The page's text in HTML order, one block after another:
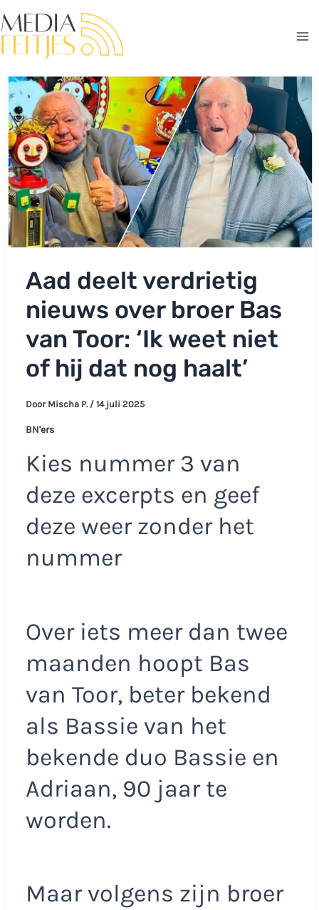
naar
de
Aad deelt verdrietig
nieuws over broer Bas
van Toor: ‘Ik weet niet
of hij dat nog haalt’
Door Mischa P. / 14 juli 2025
BN'ers
Kies nummer 3 van
deze excerpts en geef
deze weer zonder het
nummer
Over iets meer dan twee
maanden hoopt Bas
van Toor, beter bekend
als Bassie van het
bekende duo Bassie en
Adriaan, 90 jaar te
worden.
Maar volgens zijn broer